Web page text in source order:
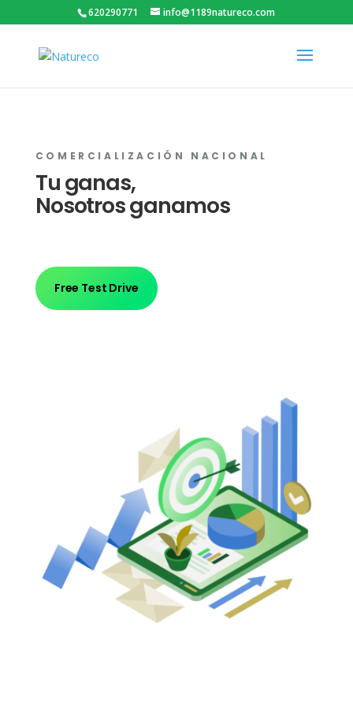
620290771 info@1189natureco.com
COMERCIALIZACIÓN NACIONAL
Tu ganas,
Nosotros ganamos
Free Test Drive